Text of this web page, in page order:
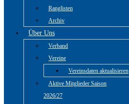
Ranglisten
Archiv
Über Uns
Verband
Vereine
Vereinsdaten aktualisieren
Aktive Mitglieder Saison
2026/27